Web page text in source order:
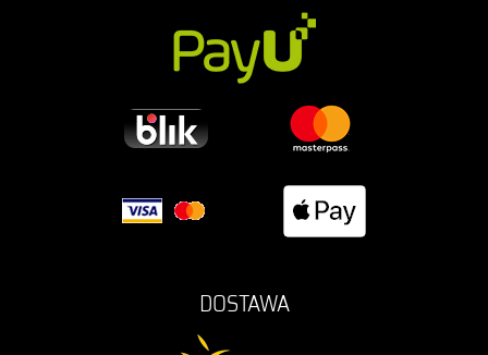
DOSTAWA